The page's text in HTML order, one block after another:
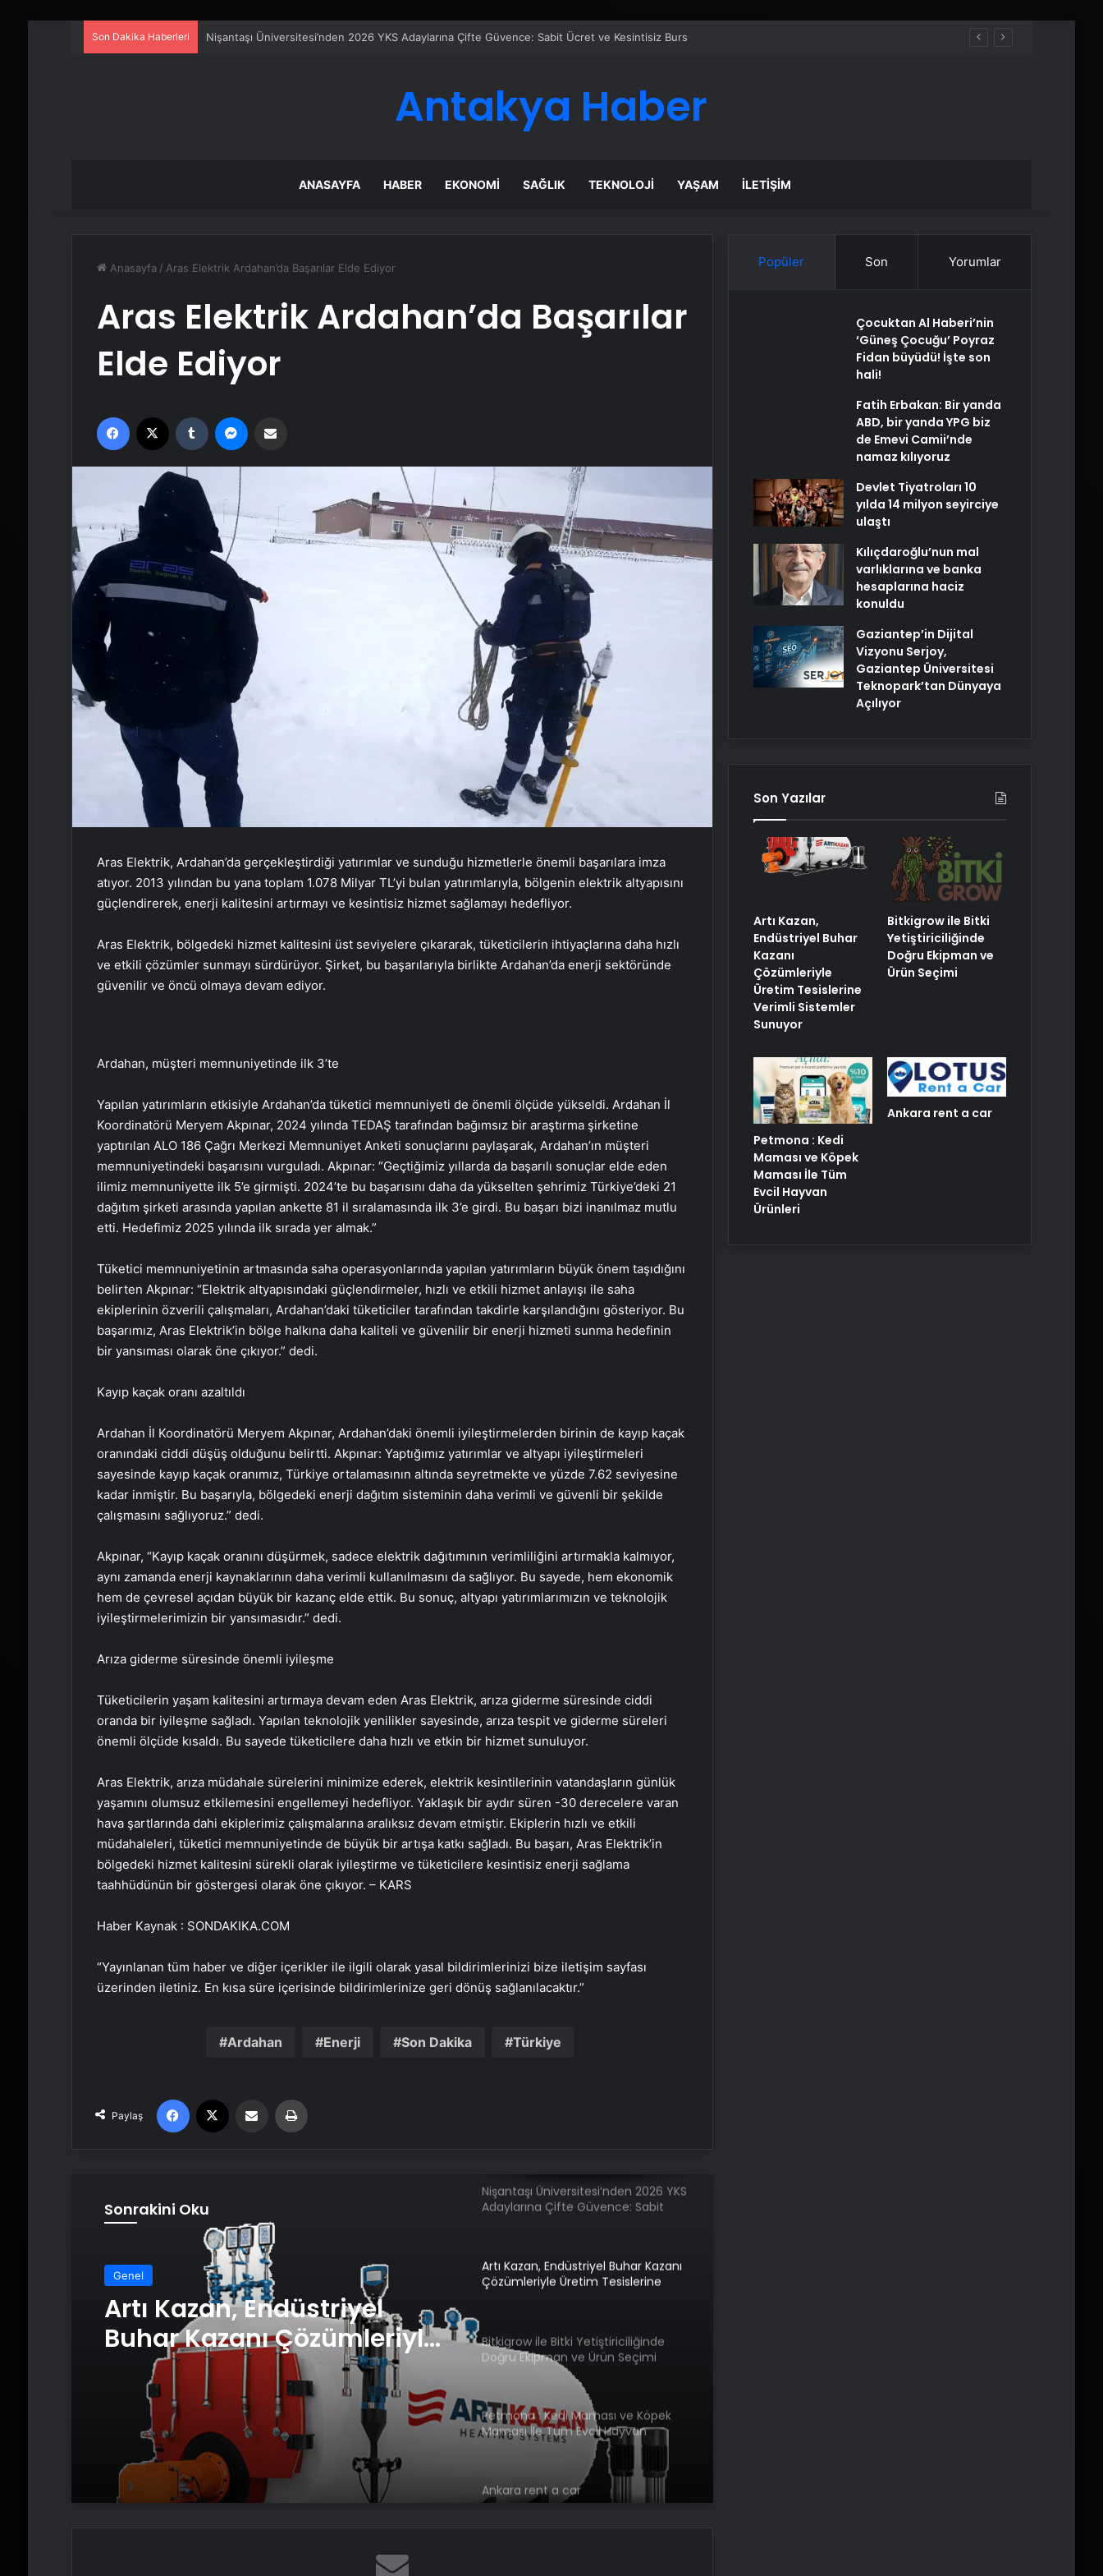
Son Dakika Haberleri Artı Kazan, Endüstriyel Buhar Kazanı Çözümleriyle Üretim Tesislerine Verimli Sistemler Sunuyor
Antakya Haber
ANASAYFA HABER EKONOMI SAĞLIK TEKNOLOJI YAŞAM İLETIŞIM
Anasayfa / Aras Elektrik Ardahan’da Başarılar Elde Ediyor
Aras Elektrik Ardahan’da Başarılar
Elde Ediyor
Facebook Tumblr
Aras Elektrik, Ardahan’da gerçekleştirdiği yatırımlar ve sunduğu hizmetlerle önemli başarılara imza
atıyor. 2013 yılından bu yana toplam 1.078 Milyar TL’yi bulan yatırımlarıyla, bölgenin elektrik altyapısını
güçlendirerek, enerji kalitesini artırmayı ve kesintisiz hizmet sağlamayı hedefliyor.
Aras Elektrik, bölgedeki hizmet kalitesini üst seviyelere çıkararak, tüketicilerin ihtiyaçlarına daha hızlı
ve etkili çözümler sunmayı sürdürüyor. Şirket, bu başarılarıyla birlikte Ardahan’da enerji sektöründe
güvenilir ve öncü olmaya devam ediyor.
Ardahan, müşteri memnuniyetinde ilk 3’te
Yapılan yatırımların etkisiyle Ardahan’da tüketici memnuniyeti de önemli ölçüde yükseldi. Ardahan İl
Koordinatörü Meryem Akpınar, 2024 yılında TEDAŞ tarafından bağımsız bir araştırma şirketine
yaptırılan ALO 186 Çağrı Merkezi Memnuniyet Anketi sonuçlarını paylaşarak, Ardahan’ın müşteri
memnuniyetindeki başarısını vurguladı. Akpınar: “Geçtiğimiz yıllarda da başarılı sonuçlar elde eden
ilimiz memnuniyette ilk 5’e girmişti. 2024’te bu başarısını daha da yükselten şehrimiz Türkiye’deki 21
dağıtım şirketi arasında yapılan ankette 81 il sıralamasında ilk 3’e girdi. Bu başarı bizi inanılmaz mutlu
etti. Hedefimiz 2025 yılında ilk sırada yer almak.”
Tüketici memnuniyetinin artmasında saha operasyonlarında yapılan yatırımların büyük önem taşıdığını
belirten Akpınar: “Elektrik altyapısındaki güçlendirmeler, hızlı ve etkili hizmet anlayışı ile saha
ekiplerinin özverili çalışmaları, Ardahan’daki tüketiciler tarafından takdirle karşılandığını gösteriyor. Bu
başarımız, Aras Elektrik’in bölge halkına daha kaliteli ve güvenilir bir enerji hizmeti sunma hedefinin
bir yansıması olarak öne çıkıyor.” dedi.
Kayıp kaçak oranı azaltıldı
Ardahan İl Koordinatörü Meryem Akpınar, Ardahan’daki önemli iyileştirmelerden birinin de kayıp kaçak
oranındaki ciddi düşüş olduğunu belirtti. Akpınar: Yaptığımız yatırımlar ve altyapı iyileştirmeleri
sayesinde kayıp kaçak oranımız, Türkiye ortalamasının altında seyretmekte ve yüzde 7.62 seviyesine
kadar inmiştir. Bu başarıyla, bölgedeki enerji dağıtım sisteminin daha verimli ve güvenli bir şekilde
çalışmasını sağlıyoruz.” dedi.
Akpınar, “Kayıp kaçak oranını düşürmek, sadece elektrik dağıtımının verimliliğini artırmakla kalmıyor,
aynı zamanda enerji kaynaklarının daha verimli kullanılmasını da sağlıyor. Bu sayede, hem ekonomik
hem de çevresel açıdan büyük bir kazanç elde ettik. Bu sonuç, altyapı yatırımlarımızın ve teknolojik
iyileştirmelerimizin bir yansımasıdır.” dedi.
Arıza giderme süresinde önemli iyileşme
Tüketicilerin yaşam kalitesini artırmaya devam eden Aras Elektrik, arıza giderme süresinde ciddi
oranda bir iyileşme sağladı. Yapılan teknolojik yenilikler sayesinde, arıza tespit ve giderme süreleri
önemli ölçüde kısaldı. Bu sayede tüketicilere daha hızlı ve etkin bir hizmet sunuluyor.
Aras Elektrik, arıza müdahale sürelerini minimize ederek, elektrik kesintilerinin vatandaşların günlük
yaşamını olumsuz etkilemesini engellemeyi hedefliyor. Yaklaşık bir aydır süren -30 derecelere varan
hava şartlarında dahi ekiplerimiz çalışmalarına aralıksız devam etmiştir. Ekiplerin hızlı ve etkili
müdahaleleri, tüketici memnuniyetinde de büyük bir artışa katkı sağladı. Bu başarı, Aras Elektrik’in
bölgedeki hizmet kalitesini sürekli olarak iyileştirme ve tüketicilere kesintisiz enerji sağlama
taahhüdünün bir göstergesi olarak öne çıkıyor. – KARS
Haber Kaynak : SONDAKIKA.COM
“Yayınlanan tüm haber ve diğer içerikler ile ilgili olarak yasal bildirimlerinizi bize iletişim sayfası
üzerinden iletiniz. En kısa süre içerisinde bildirimlerinize geri dönüş sağlanılacaktır.”
Ardahan Enerji Son Dakika Türkiye
Paylaş
Facebook Email'den paylaş
Sonrakini Oku
Genel
Artı Kazan, Endüstriyel
Buhar Kazanı Çözümleriyle
Üretim Tesislerine Verimli
Sistemler Sunuyor
Porego ile Kargo Süreçlerinizi Daha
Kolay Yönetin
Esat Bey Shop ile Sosyal Medya
Hizmetlerinde Güçlü Panel
Nişantaşı Üniversitesi’nden 2026 YKS
Adaylarına Çifte Güvence: Sabit
Artı Kazan, Endüstriyel Buhar Kazanı
Çözümleriyle Üretim Tesislerine
Bitkigrow ile Bitki Yetiştiriciliğinde
Doğru Ekipman ve Ürün Seçimi
Petmona : Kedi Maması ve Köpek
Maması İle Tüm Evcil Hayvan
Ankara rent a car
Popüler Son Yorumlar
Çocuktan Al Haberi’nin
‘Güneş Çocuğu’ Poyraz
Fidan büyüdü! İşte son
hali!
Fatih Erbakan: Bir yanda
ABD, bir yanda YPG biz
de Emevi Camii’nde
namaz kılıyoruz
Devlet Tiyatroları 10
yılda 14 milyon seyirciye
ulaştı
Kılıçdaroğlu’nun mal
varlıklarına ve banka
hesaplarına haciz
konuldu
Gaziantep’in Dijital
Vizyonu Serjoy,
Gaziantep Üniversitesi
Teknopark’tan Dünyaya
Açılıyor
Son Yazılar
Artı Kazan,
Endüstriyel Buhar
Kazanı
Çözümleriyle
Üretim Tesislerine
Verimli Sistemler
Sunuyor
Bitkigrow ile Bitki
Yetiştiriciliğinde
Doğru Ekipman ve
Ürün Seçimi
Petmona : Kedi
Maması ve Köpek
Maması İle Tüm
Evcil Hayvan
Ürünleri
Ankara rent a car